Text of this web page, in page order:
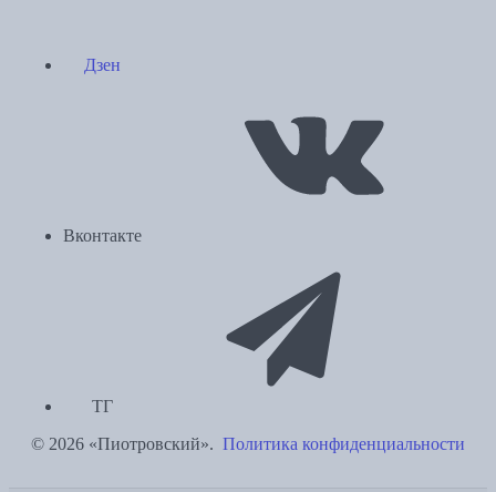
Дзен
Вконтакте
ТГ
© 2026 «Пиотровский». Политика конфиденциальности